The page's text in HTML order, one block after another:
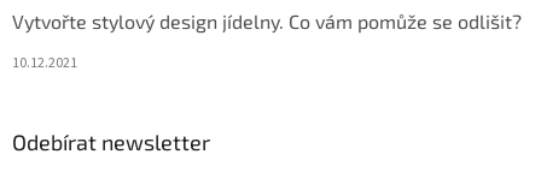
Vytvořte stylový design jídelny. Co vám pomůže se odlišit?
10.12.2021
Odebírat newsletter